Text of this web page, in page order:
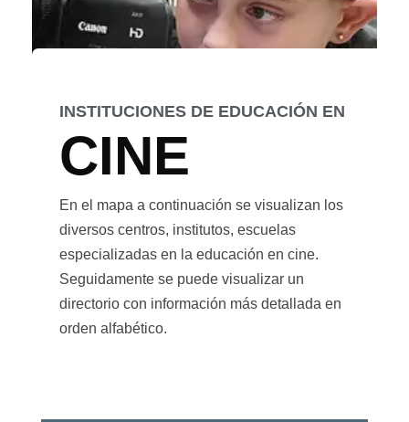
INSTITUCIONES DE EDUCACIÓN EN
CINE
En el mapa a continuación se visualizan los
diversos centros, institutos, escuelas
especializadas en la educación en cine.
Seguidamente se puede visualizar un
directorio con información más detallada en
orden alfabético.